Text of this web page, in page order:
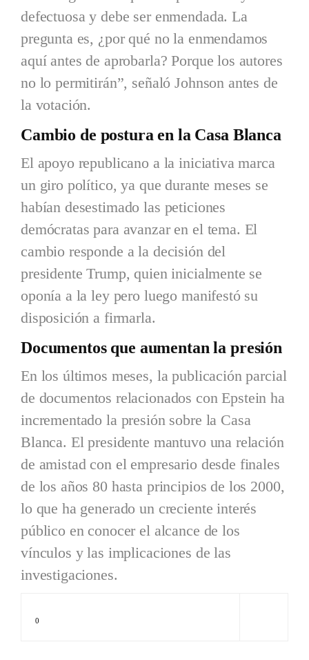
defectuosa y debe ser enmendada. La
pregunta es, ¿por qué no la enmendamos
aquí antes de aprobarla? Porque los autores
no lo permitirán”, señaló Johnson antes de
la votación.
Cambio de postura en la Casa Blanca
El apoyo republicano a la iniciativa marca
un giro político, ya que durante meses se
habían desestimado las peticiones
demócratas para avanzar en el tema. El
cambio responde a la decisión del
presidente Trump, quien inicialmente se
oponía a la ley pero luego manifestó su
disposición a firmarla.
Documentos que aumentan la presión
En los últimos meses, la publicación parcial
de documentos relacionados con Epstein ha
incrementado la presión sobre la Casa
Blanca. El presidente mantuvo una relación
de amistad con el empresario desde finales
de los años 80 hasta principios de los 2000,
lo que ha generado un creciente interés
público en conocer el alcance de los
vínculos y las implicaciones de las
investigaciones.
0